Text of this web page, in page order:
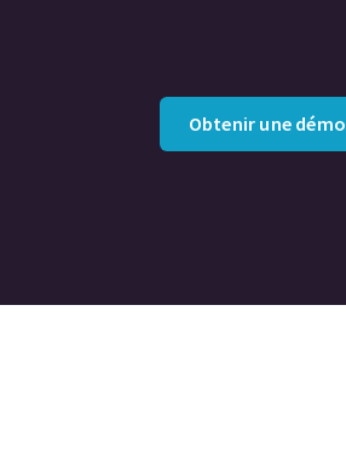
Obtenir une démo